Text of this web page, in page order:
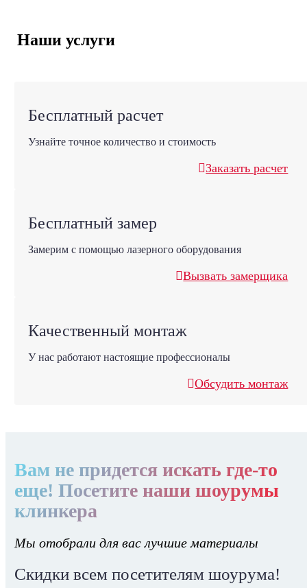
Наши услуги
Бесплатный расчет
Узнайте точное количество и стоимость
Заказать расчет
Бесплатный замер
Замерим с помощью лазерного оборудования
Вызвать замерщика
Качественный монтаж
У нас работают настоящие профессионалы
Обсудить монтаж
Вам не придется искать где-то
еще! Посетите наши шоурумы
клинкера
Мы отобрали для вас лучшие материалы
Скидки всем посетителям шоурума!